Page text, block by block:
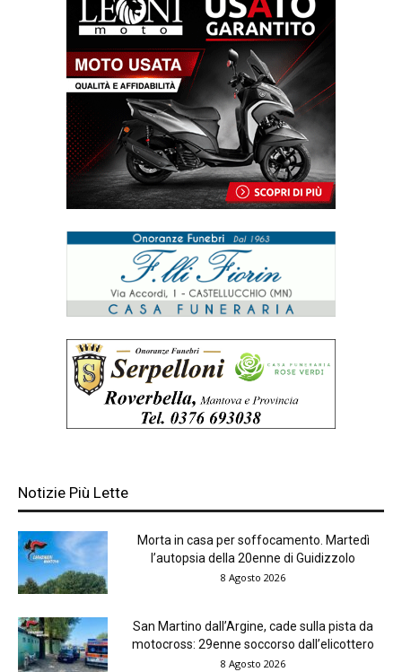
Notizie Più Lette
Morta in casa per soffocamento. Martedì
l’autopsia della 20enne di Guidizzolo
8 Agosto 2026
San Martino dall’Argine, cade sulla pista da
motocross: 29enne soccorso dall’elicottero
8 Agosto 2026